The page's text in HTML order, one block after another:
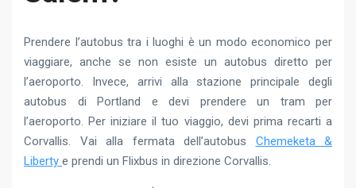
Prendere l’autobus tra i luoghi è un modo economico per
viaggiare, anche se non esiste un autobus diretto per
l’aeroporto. Invece, arrivi alla stazione principale degli
autobus di Portland e devi prendere un tram per
l’aeroporto. Per iniziare il tuo viaggio, devi prima recarti a
Corvallis. Vai alla fermata dell’autobus Chemeketa &
Liberty e prendi un Flixbus in direzione Corvallis.